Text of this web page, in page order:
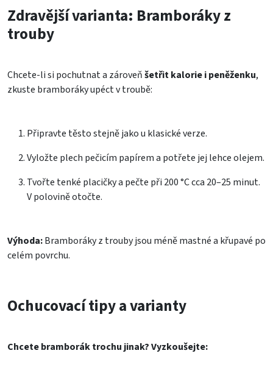
Zdravější varianta: Bramboráky z
trouby
Chcete-li si pochutnat a zároveňšetřit kalorie i peněženku,
zkuste bramboráky upéct v troubě:
Připravte těsto stejně jako u klasické verze.
Vyložte plech pečicím papírem a potřete jej lehce olejem.
Tvořte tenké placičky a pečte při 200 °C cca 20–25 minut.
V polovině otočte.
Výhoda:Bramboráky z trouby jsou méně mastné a křupavé po
celém povrchu.
Ochucovací tipy a varianty
Chcete bramborák trochu jinak? Vyzkoušejte: